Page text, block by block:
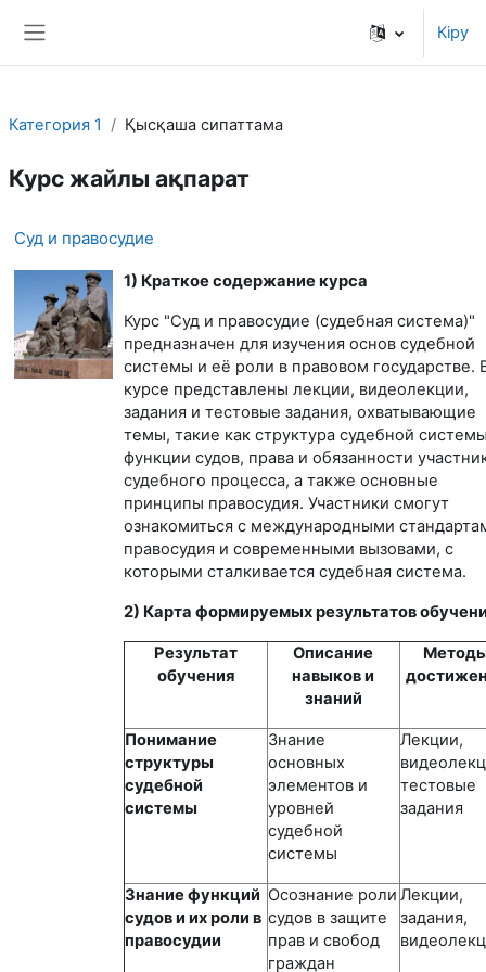
Кіру
Категория 1 Қысқаша сипаттама
Курс жайлы ақпарат
Суд и правосудие
1) Краткое содержание курса
Курс "Суд и правосудие (судебная система)"
предназначен для изучения основ судебной
системы и её роли в правовом государстве.
курсе представлены лекции, видеолекции,
задания и тестовые задания, охватывающие
темы, такие как структура судебной
функции судов, права и обязанности
судебного процесса, а также основные
принципы правосудия. Участники смогут
ознакомиться с международными
правосудия и современными вызовами, с
которыми сталкивается судебная система.
2) Карта формируемых результатов
Результат
обучения
Описание
навыков и
знаний
Понимание
структуры
судебной
системы
Знание
основных
элементов и
уровней
судебной
системы
Лекции,
тестовые
задания
Знание функций
судов и их роли в
правосудии
Осознание роли
судов в защите
прав и свобод
граждан
Лекции,
задания,